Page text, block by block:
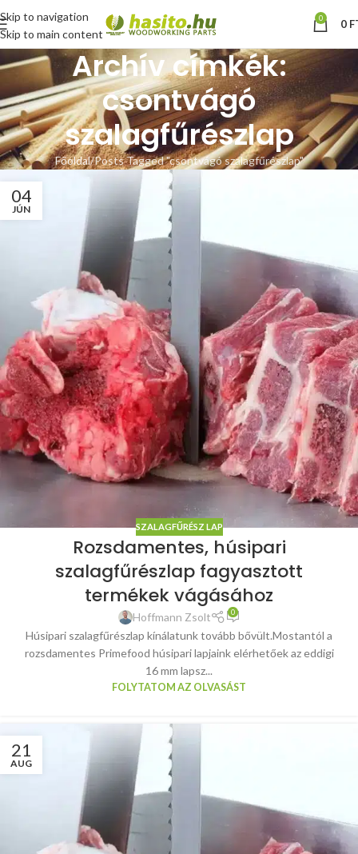
Skip to navigation
Skip to main content
0 0
Archív címkék:
csontvágó
szalagfűrészlap
Főoldal Posts Tagged "csontvágó szalagfűrészlap"
04
JÚN
SZALAGFŰRÉSZ LAP
Rozsdamentes, húsipari
szalagfűrészlap fagyasztott
termékek vágásához
Hoffmann Zsolt 0
Húsipari szalagfűrészlap kínálatunk tovább bővült.Mostantól a
rozsdamentes Primefood húsipari lapjaink elérhetőek az eddigi
16 mm lapsz...
FOLYTATOM AZ OLVASÁST
21
AUG